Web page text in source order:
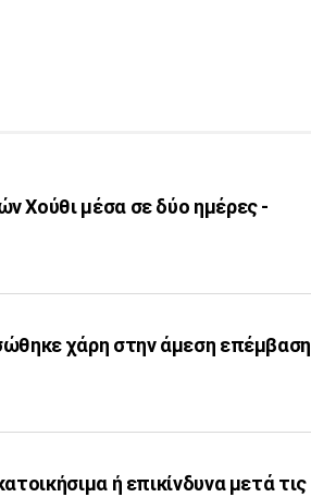
Χούθι μέσα σε δύο ημέρες -
χάρη στην άμεση επέμβαση
ή επικίνδυνα μετά τις